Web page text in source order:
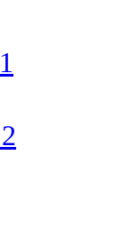
1
2